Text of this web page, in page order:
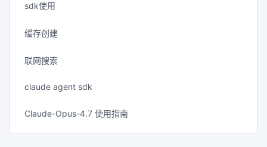
sdk使用
缓存创建
联网搜索
claude agent sdk
Claude-Opus-4.7 使用指南